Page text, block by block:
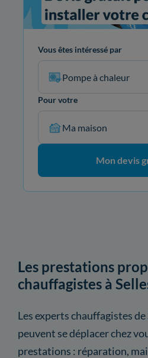
Vous êtes intéressé par
Pompe à chaleur
Pour votre
Ma maison
Mon devis
Les prestations
chauffagistes à
Les experts chauffagistes
peuvent se déplacer chez
prestations : réparation,